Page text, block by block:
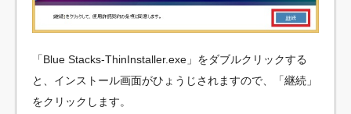
「Blue Stacks-ThinInstaller.exe」をダブルクリックする
と、インストール画面がひょうじされますので、「継続」
をクリックします。